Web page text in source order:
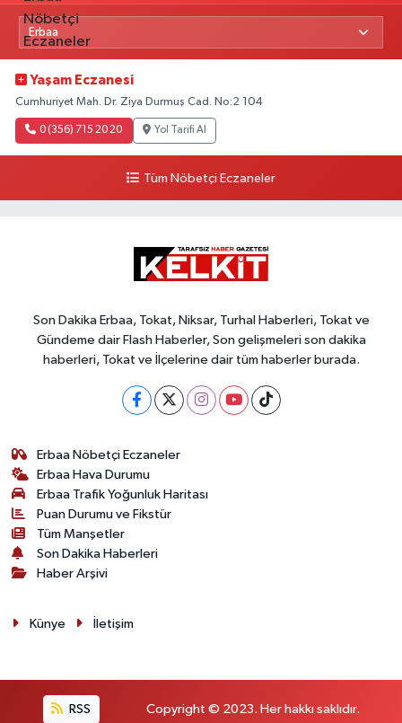
Yaşam Eczanesi
Cumhuriyet Mah. Dr. Ziya Durmuş Cad. No:2 104
0 (356) 715 20 20 Yol Tarifi Al
Tüm Nöbetçi Eczaneler
Son Dakika Erbaa, Tokat, Niksar, Turhal Haberleri, Tokat ve
Gündeme dair Flash Haberler, Son gelişmeleri son dakika
haberleri, Tokat ve İlçelerine dair tüm haberler burada.
Erbaa Nöbetçi Eczaneler
Erbaa Hava Durumu
Erbaa Trafik Yoğunluk Haritası
Puan Durumu ve Fikstür
Tüm Manşetler
Son Dakika Haberleri
Haber Arşivi
Künye İletişim
RSS Copyright © 2023. Her hakkı saklıdır.